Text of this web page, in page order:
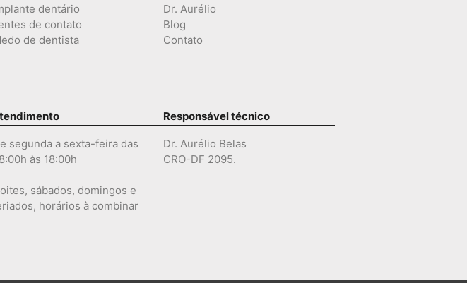
dentário
de contato
de dentista
Dr. Aurélio
Blog
Contato
segunda a sexta-feira das
às 18:00h
sábados, domingos e
horários à combinar
Responsável técnico
Dr. Aurélio Belas
CRO-DF 2095.